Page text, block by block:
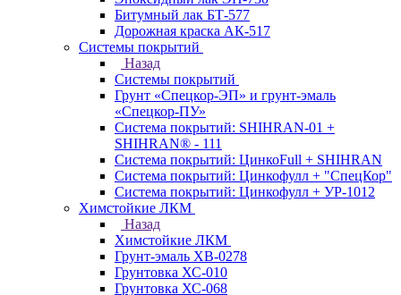
Битумный лак БТ-577
Дорожная краска АК-517
Системы покрытий
Назад
Системы покрытий
Грунт «Спецкор-ЭП» и грунт-эмаль
«Спецкор-ПУ»
Система покрытий: SHIHRAN-01 +
SHIHRAN® - 111
Система покрытий: ЦинкоFull + SHIHRAN
Система покрытий: Цинкофулл + "СпецКор"
Система покрытий: Цинкофулл + УР-1012
Химстойкие ЛКМ
Назад
Химстойкие ЛКМ
Грунт-эмаль ХВ-0278
Грунтовка ХС-010
Грунтовка ХС-068